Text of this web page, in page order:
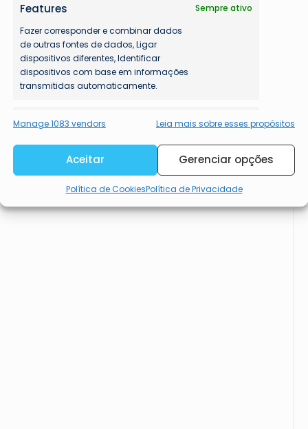
Features
Sempre ativo
Fazer corresponder e combinar dados
de outras fontes de dados, Ligar
dispositivos diferentes, Identificar
dispositivos com base em informações
transmitidas automaticamente.
Garantir a segurança, evitar e
erros, Disponibilizar e
apresentar publicidade e
conteúdos.
Sempre ativo
Manage 1083 vendors Leia mais sobre esses propósitos
Aceitar Gerenciar opções
Política de CookiesPolítica de Privacidade